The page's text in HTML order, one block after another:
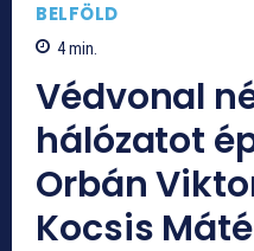
BELFÖLD
4min.
Védvonal
hálózatot
Orbán
Kocsis Máté